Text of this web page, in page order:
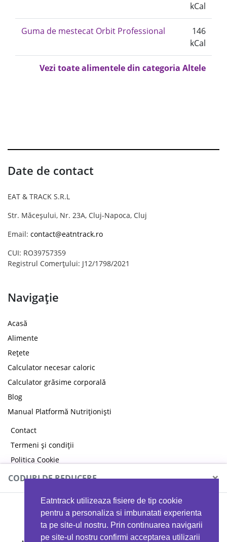
Eatntrack utilizeaza fisiere de tip cookie
pentru a personaliza si imbunatati experienta
ta pe site-ul nostru. Prin continuarea navigarii
pe site-ul nostru confirmi acceptarea utilizarii
kCal
Guma de mestecat Orbit Professional
146
kCal
Vezi toate alimentele din categoria Altele
Date de contact
EAT & TRACK S.R.L
Str. Măceșului, Nr. 23A, Cluj-Napoca, Cluj
Email: contact@eatntrack.ro
CUI: RO39757359
Registrul Comerțului: J12/1798/2021
Navigație
Acasă
Alimente
Rețete
Calculator necesar caloric
Calculator grăsime corporală
Blog
Manual Platformă Nutriționiști
Contact
Termeni și condiții
Politica Cookie
Politica de confidențialitate
CODURI DE REDUCERE ×
MYPROTEIN